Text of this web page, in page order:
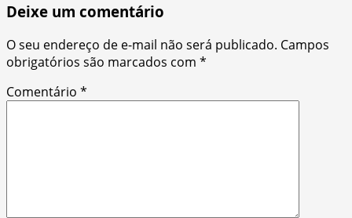
Deixe um comentário
O seu endereço de e-mail não será publicado. Campos
obrigatórios são marcados com *
Comentário *